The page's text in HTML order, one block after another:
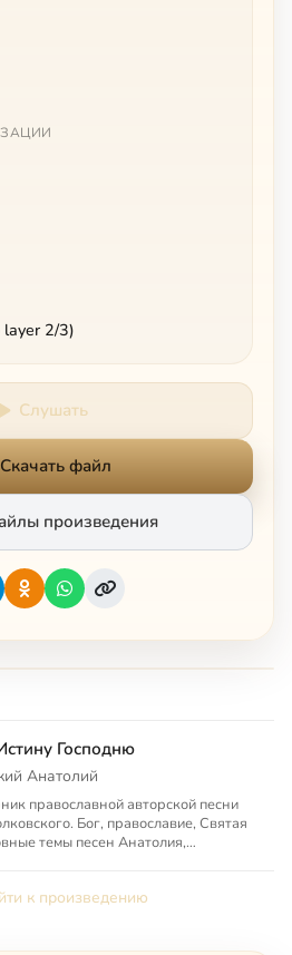
layer 2/3)
Слушать
Скачать файл
произведения
Господню
Анатолий
православной авторской песни
Бог, православие, Святая
темы песен Анатолия,
к произведению